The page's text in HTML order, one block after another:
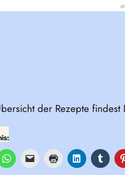
der Rezepte findest